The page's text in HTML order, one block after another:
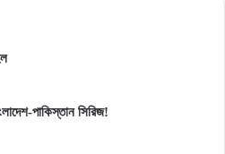
পাকিস্তান সিরিজ!